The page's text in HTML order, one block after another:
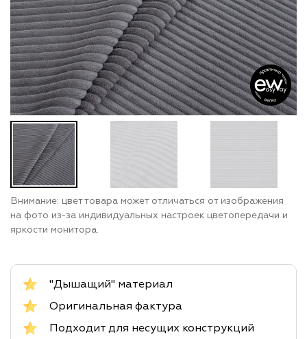
Внимание: цвет товара может отличаться от изображения
на фото из-за индивидуальных настроек цветопередачи и
яркости монитора.
"Дышащий" материал
Оригинальная фактура
Подходит для несущих конструкций